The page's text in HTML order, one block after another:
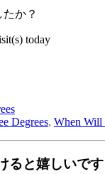
か？
today
Degrees, When Will
ると嬉しいです